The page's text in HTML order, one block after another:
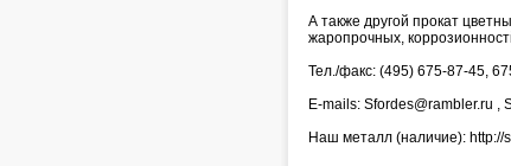
А также другой прокат
жаропрочных,
Тел./факс: (495) 675-87-45,
E-mails: Sfordes@rambler.ru ,
Наш металл (наличие): http://